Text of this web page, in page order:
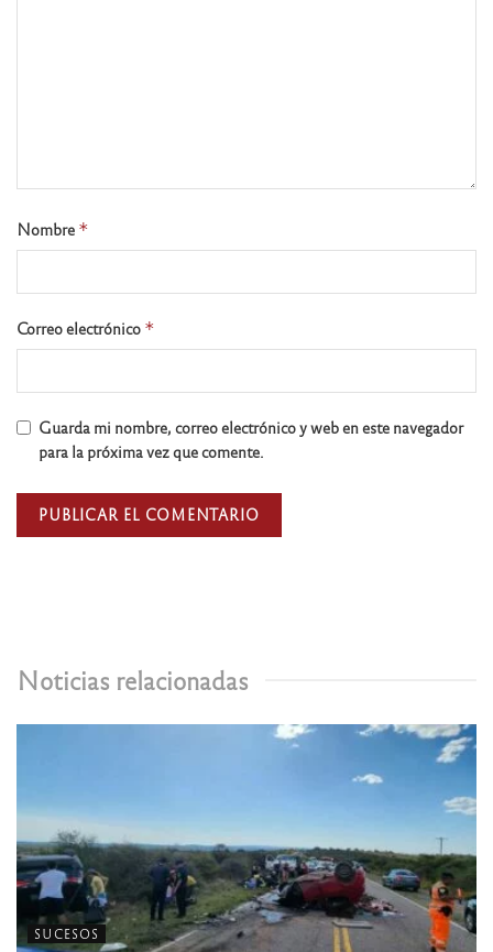
Noticias relacionadas
SUCESOS
Nombre *
Correo electrónico *
Guarda mi nombre, correo electrónico y web en este navegador
para la próxima vez que comente.